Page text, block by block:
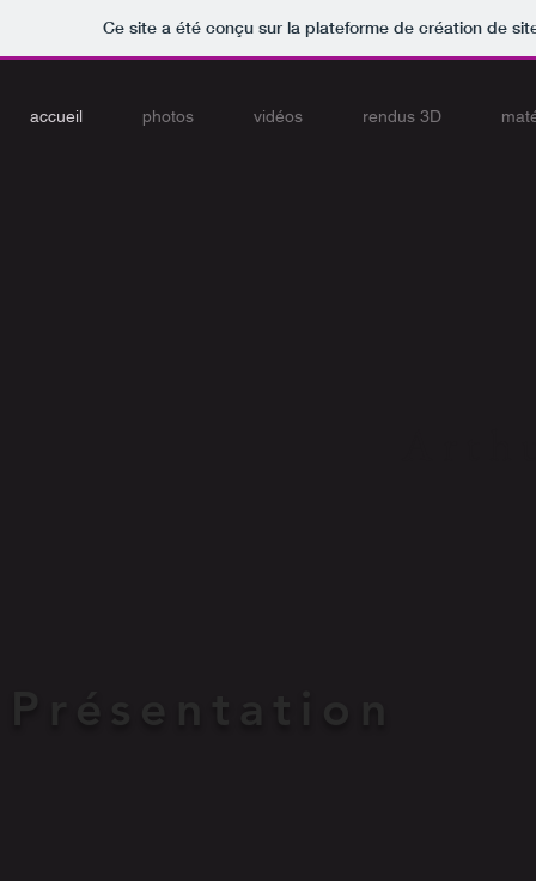
Ce site a été conçu sur la plateforme de création de
accueil photos vidéos rendus 3D
Présentation